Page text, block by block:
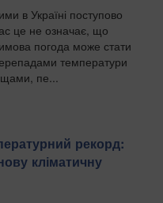
в Україні поступово
це не означає, що
погода може стати
температури
пе...
рекорд:
кліматичну